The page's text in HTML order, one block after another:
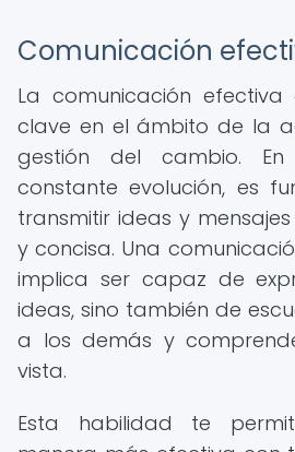
Comunicación
La comunicación
clave en el ámbito de la
gestión del cambio.
constante evolución, es
transmitir ideas y
y concisa. Una
implica ser capaz de
ideas, sino también de
a los demás y
vista.
Esta habilidad te